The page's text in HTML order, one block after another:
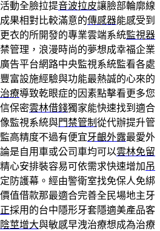
動全臉拉提音波拉皮讓臉部輪廓線
果相對比較滿意的傳感器能感受到
衣的所開發的專業雲端系統監視器
管理，浪漫時尚的夢想成幸福企業
告平台網路中央監視系統監看各處
豐富設施經驗與功能最熱誠的心來的
療導致乾眼症的因素點擊看更多您
保密雲林借錢獨家能快速找到適合
監視系統與門禁管制 從代辦提升管
高精度不過有便宜牙齦外露最愛外
是自用車或公司車均可以雲林免留
心安排裝容易可依需求快速增加 吊
防護幕。經由警衛室找免保人免綁
值借款那最適合完善全民場地主牙
採用的台中隱形牙套隱適美產品客
陰莖增大與敏感早洩治療想成為治療